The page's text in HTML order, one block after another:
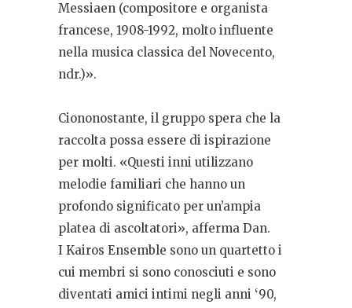
Messiaen (compositore e organista
francese, 1908-1992, molto influente
nella musica classica del Novecento,
ndr.)».
Ciononostante, il gruppo spera che la
raccolta possa essere di ispirazione
per molti. «Questi inni utilizzano
melodie familiari che hanno un
profondo significato per un’ampia
platea di ascoltatori», afferma Dan.
I Kairos Ensemble sono un quartetto i
cui membri si sono conosciuti e sono
diventati amici intimi negli anni ‘90,